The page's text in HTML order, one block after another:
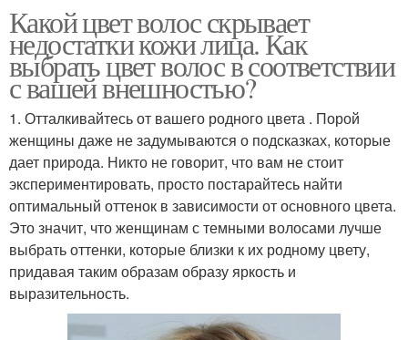
Какой цвет волос скрывает
недостатки кожи лица. Как
выбрать цвет волос в соответствии
с вашей внешностью?
1. Отталкивайтесь от вашего родного цвета . Порой
женщины даже не задумываются о подсказках, которые
дает природа. Никто не говорит, что вам не стоит
экспериментировать, просто постарайтесь найти
оптимальный оттенок в зависимости от основного цвета.
Это значит, что женщинам с темными волосами лучше
выбрать оттенки, которые близки к их родному цвету,
придавая таким образам образу яркость и
выразительность.